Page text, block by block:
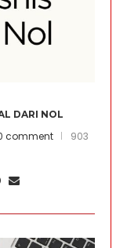
DARI NOL
comment
903